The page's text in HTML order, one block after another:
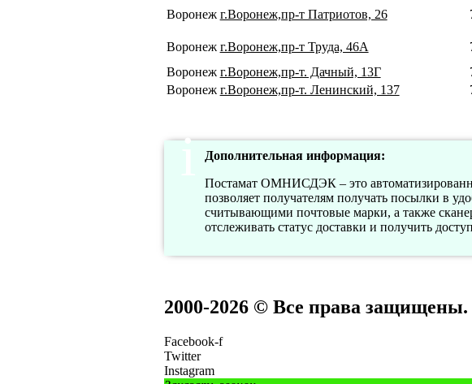
Воронеж г.Воронеж,пр-т Патриотов, 26
Воронеж г.Воронеж,пр-т Труда, 46А
Воронеж г.Воронеж,пр-т. Дачный, 13Г
Воронеж г.Воронеж,пр-т. Ленинский, 137
Дополнительная информация:
Постамат ОМНИСДЭК – это
позволяет получателям получать посылки в
считывающими почтовые марки, а также
отслеживать статус доставки и получить
2000-2026 © Все права защищены.
Facebook-f
Twitter
Instagram